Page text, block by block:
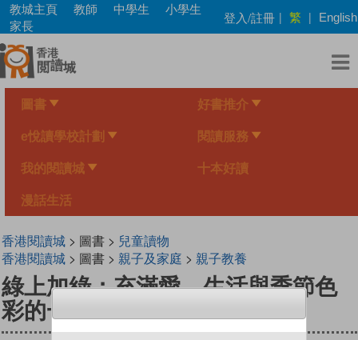
Skip
main
content
教城主頁 教師 中學生
小學生
家長
登入/註冊 | 繁 | English
圖書 好書推介
e悅讀學校計劃 閱讀服務
我的閱讀城 十本好讀
漫話生活
香港閱讀城> 圖書 > 兒童讀物
香港閱讀城> 圖書 > 親子及家庭 > 親子教養
綠上加綠：充滿愛、生活與季節色
彩的一整年